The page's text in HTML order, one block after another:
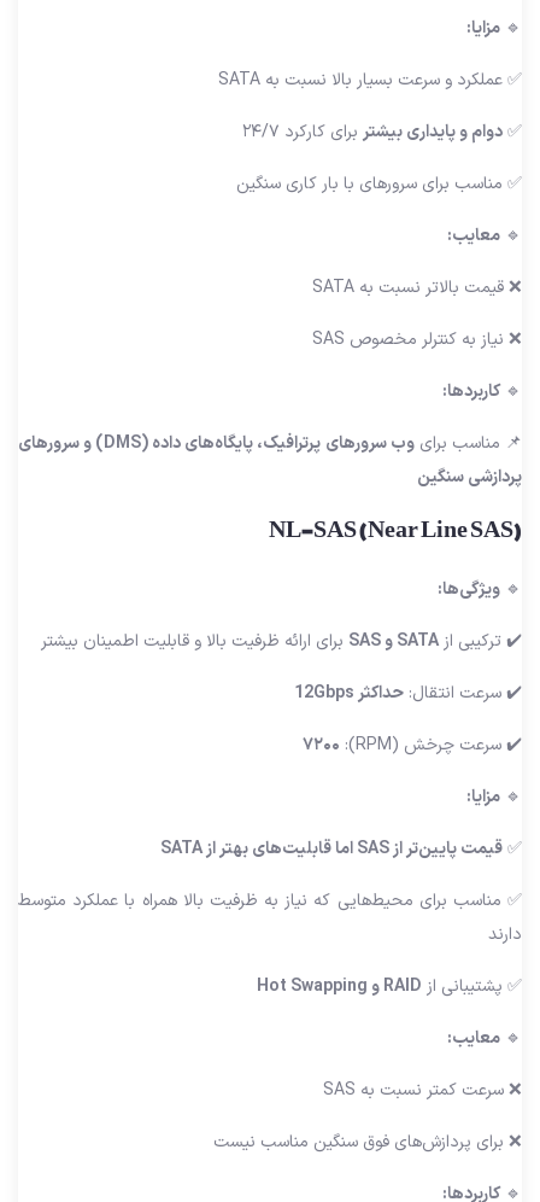
🔹 مزایا:
✅ عملکرد و سرعت بسیار بالا نسبت به SATA
✅دوام و پایداری بیشتربرای کارکرد ۲۴/۷
✅ مناسب برای سرورهای با بار کاری سنگین
🔹 معایب:
❌ قیمت بالاتر نسبت به SATA
❌ نیاز به کنترلر مخصوص SAS
🔹 کاربردها:
📌 مناسب برای
وب سرورهای پرترافیک، پایگاه‌های داده (DMS) و سرورهای
پردازشی سنگین
NL-SAS (Near Line SAS)
🔹 ویژگی‌ها:
✔️ ترکیبی از SATA و SAS برای ارائه ظرفیت بالا و قابلیت اطمینان بیشتر
✔️ سرعت انتقال: حداکثر 12Gbps
✔️ سرعت چرخش (RPM): ۷۲۰۰
🔹 مزایا:
✅قیمت پایین‌تر از SAS اما قابلیت‌های بهتر از SATA
✅ مناسب برای محیط‌هایی که نیاز به ظرفیت بالا همراه با عملکرد متوسط
دارند
✅ پشتیبانی از RAID و Hot Swapping
🔹 معایب:
❌ سرعت کمتر نسبت به SAS
❌ برای پردازش‌های فوق سنگین مناسب نیست
🔹 کاربردها: